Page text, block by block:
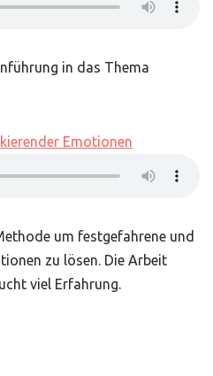
in das Thema
Emotionen
um festgefahrene und
zu lösen. Die Arbeit
viel Erfahrung.